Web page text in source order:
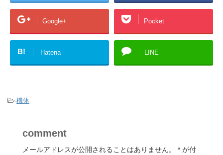
Google+ Pocket
B! Hatena LINE
-機体
comment
メールアドレスが公開されることはありません。 * が付